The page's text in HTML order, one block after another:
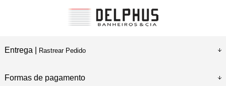
Entrega | Rastrear Pedido
Formas de pagamento